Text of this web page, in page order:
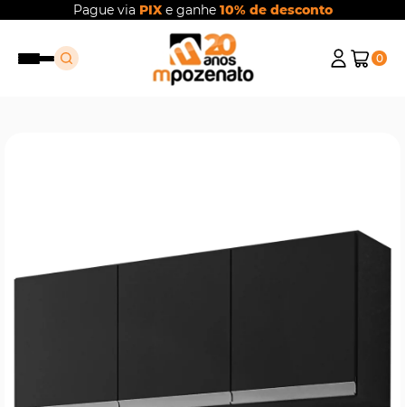
Pague via PIXe ganhe 10% de desconto
0